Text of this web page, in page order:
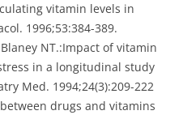
vitamin levels in
1996;53:384-389.
NT.:Impact of vitamin
in a longitudinal study
Med. 1994;24(3):209-222
drugs and vitamins